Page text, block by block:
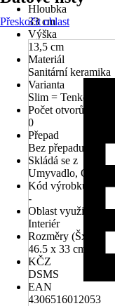
Hloubka
33 cm
Výška
13,5 cm
Materiál
Sanitární keramika
Varianta
Slim = Tenkostěnné
Počet otvorů na
0
Přepad
Bez přepadu
Skládá se z
Umyvadlo,
Kód výrobku
-
Oblast využití
Interiér
Rozměry (ŠxH)
46.5 x 33 cm
KČZ
DSMS
EAN
4306516012053
Přeskočit oblast